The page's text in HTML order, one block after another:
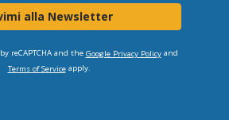
alla Newsletter
reCAPTCHA and the Google Privacy Policyand
Terms of Serviceapply.